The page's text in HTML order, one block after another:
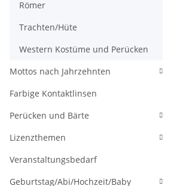
Römer
Trachten/Hüte
Western Kostüme und Perücken
Mottos nach Jahrzehnten
Farbige Kontaktlinsen
Perücken und Bärte
Lizenzthemen
Veranstaltungsbedarf
Geburtstag/Abi/Hochzeit/Baby